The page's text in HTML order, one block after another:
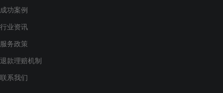
成功案例
行业资讯
服务政策
退款理赔机制
联系我们